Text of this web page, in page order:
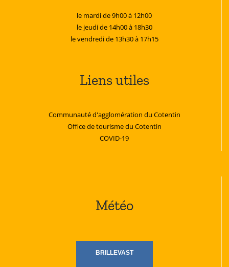
le mardi de 9h00 à 12h00
le jeudi de 14h00 à 18h30
le vendredi de 13h30 à 17h15
Liens utiles
Communauté d'agglomération du Cotentin
Office de tourisme du Cotentin
COVID-19
Météo